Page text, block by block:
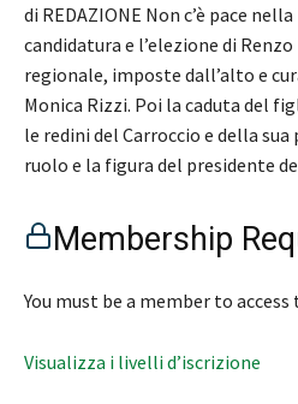
di REDAZIONE Non c’è pace
candidatura e l’elezione di
regionale, imposte dall’alto e
Monica Rizzi. Poi la caduta del
le redini del Carroccio e della sua
ruolo e la figura del presidente
Membership
You must be a member to
Visualizza i livelli d’iscrizione